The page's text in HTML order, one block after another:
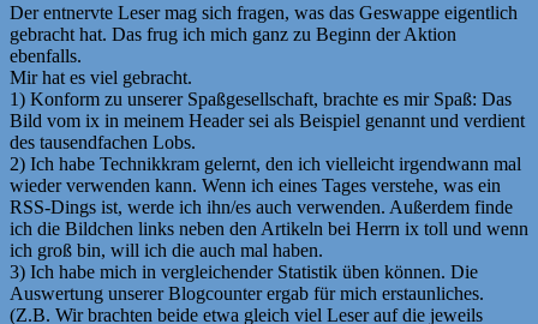
Der entnervte Leser mag sich fragen, was das Geswappe eigentlich
gebracht hat. Das frug ich mich ganz zu Beginn der Aktion
ebenfalls.
Mir hat es viel gebracht.
1) Konform zu unserer Spaßgesellschaft, brachte es mir Spaß: Das
Bild vom ix in meinem Header sei als Beispiel genannt und verdient
des tausendfachen Lobs.
2) Ich habe Technikkram gelernt, den ich vielleicht irgendwann mal
wieder verwenden kann. Wenn ich eines Tages verstehe, was ein
RSS-Dings ist, werde ich ihn/es auch verwenden. Außerdem finde
ich die Bildchen links neben den Artikeln bei Herrn ix toll und wenn
ich groß bin, will ich die auch mal haben.
3) Ich habe mich in vergleichender Statistik üben können. Die
Auswertung unserer Blogcounter ergab für mich erstaunliches.
(Z.B. Wir brachten beide etwa gleich viel Leser auf die jeweils